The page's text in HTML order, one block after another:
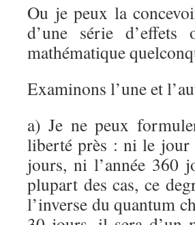
Ou je peux la
d’une série
mathématique
Examinons l’une et
a) Je ne peux
liberté près : ni le jour
jours, ni l’année 360
plupart des cas, ce
l’inverse du quantum